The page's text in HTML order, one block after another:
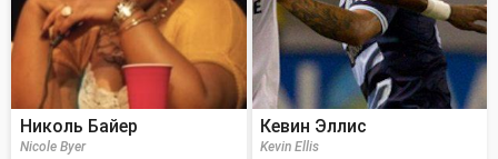
Николь Байер
Nicole Byer
Кевин Эллис
Kevin Ellis